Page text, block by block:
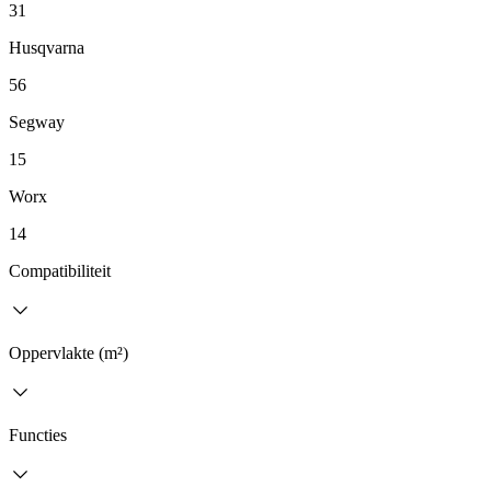
31
Husqvarna
56
Segway
15
Worx
14
Compatibiliteit
Oppervlakte (m²)
Functies